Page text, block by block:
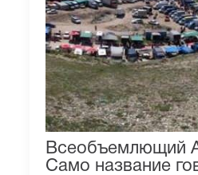
Всеобъемлющий
Само название